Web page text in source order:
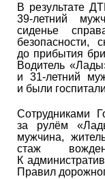
В результате
39-летний
сиденье
безопасности,
до прибытия
Водитель
и 31-летний
и были
Сотрудниками
за рулём
мужчина,
стаж
К
Правил